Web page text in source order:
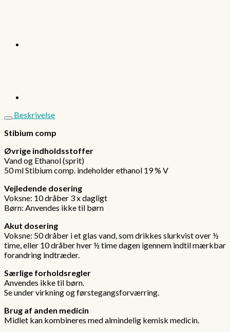
Beskrivelse
Stibium comp
Øvrige indholdsstoffer
Vand og Ethanol (sprit)
50 ml Stibium comp. indeholder ethanol 19 % V
Vejledende dosering
Voksne: 10 dråber 3 x dagligt
Børn: Anvendes ikke til børn
Akut dosering
Voksne: 50 dråber i et glas vand, som drikkes slurkvist over ½
time, eller 10 dråber hver ½ time dagen igennem indtil mærkbar
forandring indtræder.
Særlige forholdsregler
Anvendes ikke til børn.
Se under virkning og førstegangsforværring.
Brug af anden medicin
Midlet kan kombineres med almindelig kemisk medicin.